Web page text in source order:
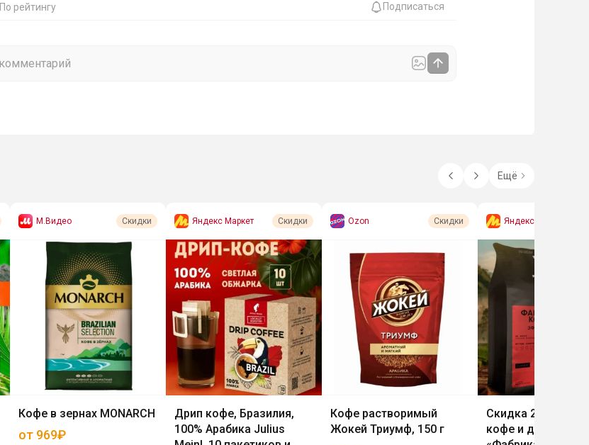
По рейтингу Подписаться
Ещё
М.Видео Скидки
Кофе в зернах MONARCH
от 969₽
Яндекс Маркет Скидки
Дрип кофе, Бразилия,
100% Арабика Julius
Ozon Скидки
Кофе растворимый
Жокей Триумф, 150 г
Яндекс Маркет
Скидка 20% на
кофе и дрипы от